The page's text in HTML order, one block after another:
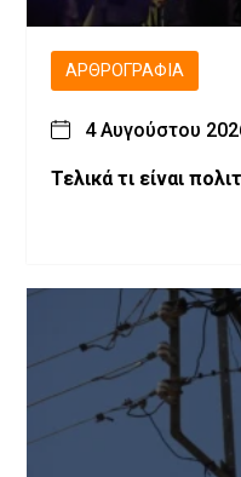
ΑΡΘΡΟΓΡΑΦΊΑ
4 Αυγούστου
Τελικά τι είναι